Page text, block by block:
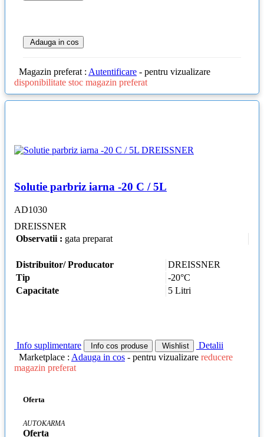
Adauga in cos
Magazin preferat : Autentificare - pentru vizualizare
disponibilitate stoc magazin preferat
Solutie parbriz iarna -20 C / 5L
AD1030
DREISSNER
Observatii : gata preparat
Distribuitor/ Producator
DREISSNER
Tip
-20°C
Capacitate
5 Litri
Info suplimentare Info cos produse Wishlist
Detalii
Marketplace : Adauga in cos - pentru vizualizare reducere
magazin preferat
Oferta
AUTOKARMA
Oferta